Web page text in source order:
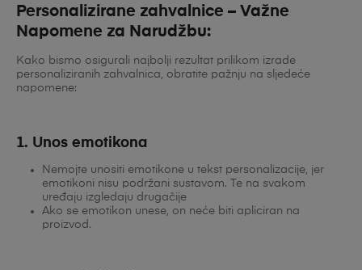
Personalizirane zahvalnice – Važne
Napomene za Narudžbu:
Kako bismo osigurali najbolji rezultat prilikom izrade
personaliziranih zahvalnica, obratite pažnju na sljedeće
napomene:
1. Unos emotikona
Nemojte unositi emotikone u tekst personalizacije, jer
emotikoni nisu podržani sustavom. Te na svakom
uređaju izgledaju drugačije
Ako se emotikon unese, on neće biti apliciran na
proizvod.